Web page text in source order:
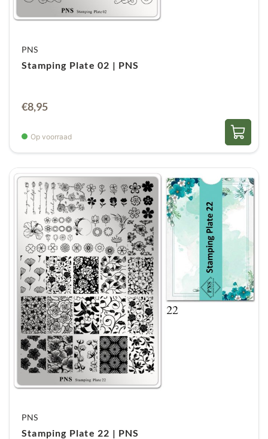
PNS
Stamping Plate 02 | PNS
€8,95
Op voorraad
PNS
Stamping Plate 22 | PNS